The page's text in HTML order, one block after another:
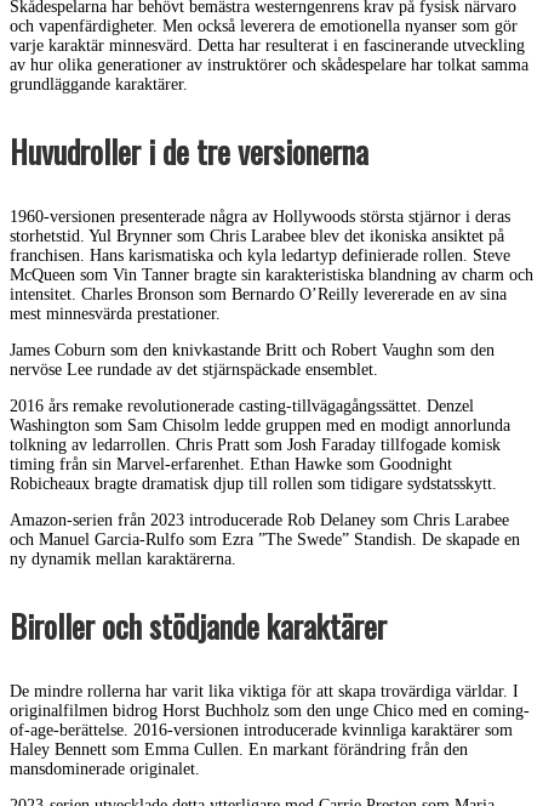
Skådespelarna har behövt bemästra westerngenrens krav på fysisk närvaro
och vapenfärdigheter. Men också leverera de emotionella nyanser som gör
varje karaktär minnesvärd. Detta har resulterat i en fascinerande utveckling
av hur olika generationer av instruktörer och skådespelare har tolkat samma
grundläggande karaktärer.
Huvudroller i de tre versionerna
1960-versionen presenterade några av Hollywoods största stjärnor i deras
storhetstid. Yul Brynner som Chris Larabee blev det ikoniska ansiktet på
franchisen. Hans karismatiska och kyla ledartyp definierade rollen. Steve
McQueen som Vin Tanner bragte sin karakteristiska blandning av charm och
intensitet. Charles Bronson som Bernardo O’Reilly levererade en av sina
mest minnesvärda prestationer.
James Coburn som den knivkastande Britt och Robert Vaughn som den
nervöse Lee rundade av det stjärnspäckade ensemblet.
2016 års remake revolutionerade casting-tillvägagångssättet. Denzel
Washington som Sam Chisolm ledde gruppen med en modigt annorlunda
tolkning av ledarrollen. Chris Pratt som Josh Faraday tillfogade komisk
timing från sin Marvel-erfarenhet. Ethan Hawke som Goodnight
Robicheaux bragte dramatisk djup till rollen som tidigare sydstatsskytt.
Amazon-serien från 2023 introducerade Rob Delaney som Chris Larabee
och Manuel Garcia-Rulfo som Ezra ”The Swede” Standish. De skapade en
ny dynamik mellan karaktärerna.
Biroller och stödjande karaktärer
De mindre rollerna har varit lika viktiga för att skapa trovärdiga världar. I
originalfilmen bidrog Horst Buchholz som den unge Chico med en coming-
of-age-berättelse. 2016-versionen introducerade kvinnliga karaktärer som
Haley Bennett som Emma Cullen. En markant förändring från den
mansdominerade originalet.